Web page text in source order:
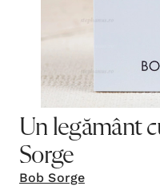
Un legământ
Sorge
Bob Sorge